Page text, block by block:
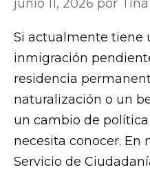
junio 11, 2026 por
Si actualmente tiene
inmigración
residencia
naturalización o un
un cambio de
necesita conocer. En
Servicio de